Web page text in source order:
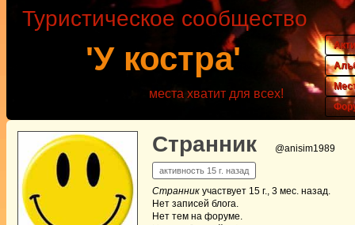
'У костра'
Туристическое сообщество
места хватит для всех!
Странник @anisim1989
активность 15 г. назад
Странник участвует 15 г., 3 мес. назад.
Нет записей блога.
Нет тем на форуме.